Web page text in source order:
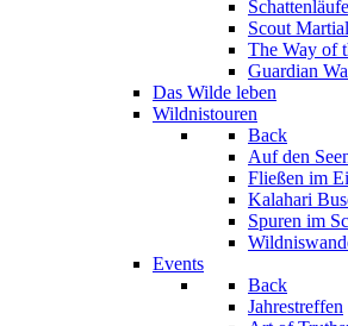
Scout
The Way of
Guardian
Das Wilde leben
Wildnistouren
Back
Auf den
Fließen im
Kalahari
Spuren im
Events
Back
Jahrestreffen